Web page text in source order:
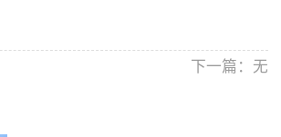
下一篇：无